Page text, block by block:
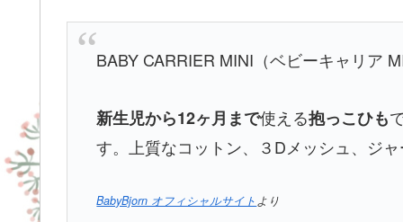
BABY CARRIER MINI（ベビーキャリア
新生児から12ヶ月まで使える抱っこひも
す。上質なコットン、３Dメッシュ、ジ
BabyBjorn オフィシャルサイトより